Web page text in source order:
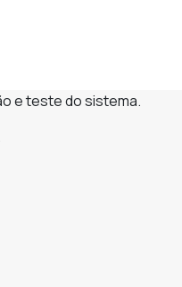
e teste do sistema.